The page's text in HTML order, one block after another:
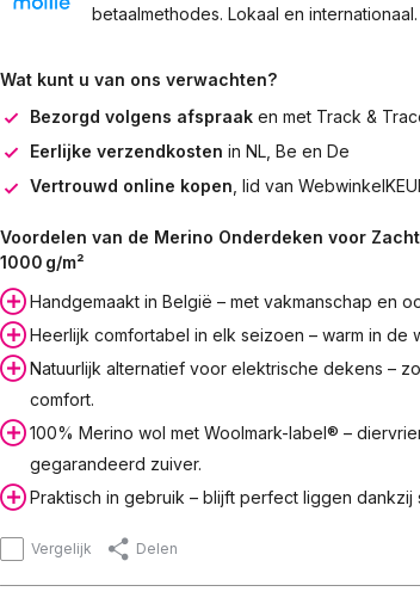
betaalmethodes. Lokaal en internationaal.
Wat kunt u van ons verwachten?
Bezorgd volgens afspraaken met Track &
Eerlijke verzendkosten in NL, Be en De
Vertrouwd online kopen , lid van
Voordelen van de Merino Onderdeken voor
1000 g/m²
Handgemaakt in België – met vakmanschap en
Heerlijk comfortabel in elk seizoen – warm in de
Natuurlijk alternatief voor elektrische dekens –
comfort.
100% Merino wol met Woolmark-label® –
gegarandeerd zuiver.
Praktisch in gebruik – blijft perfect liggen
Vergelijk Delen